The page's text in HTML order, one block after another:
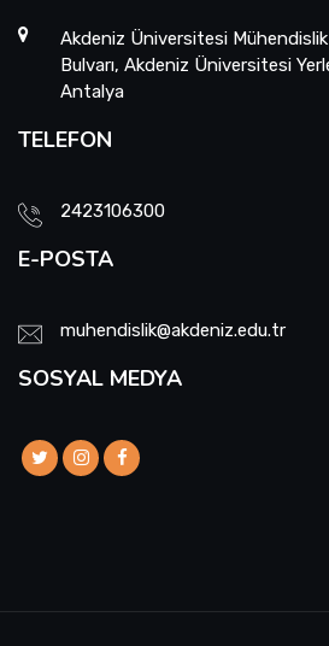
Akdeniz Üniversitesi
Bulvarı, Akdeniz Üniversitesi
Antalya
TELEFON
2423106300
E-POSTA
muhendislik@akdeniz.edu.tr
SOSYAL MEDYA